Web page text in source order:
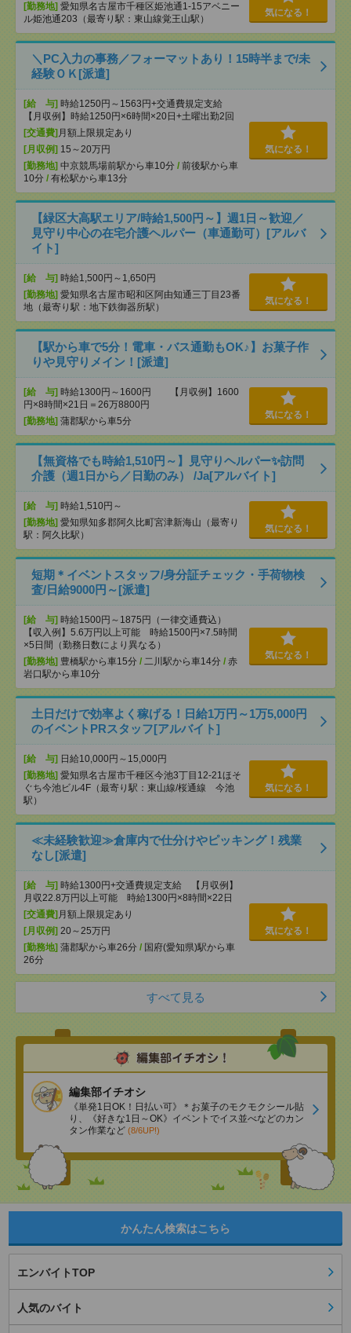
[勤務地] 愛知県名古屋市千種区姫池通1-15アベニー
ル姫池通203（最寄り駅：東山線覚王山駅）
気になる！
＼PC入力の事務／フォーマットあり！15時半まで/未
経験ＯＫ[派遣]
[給 与] 時給1250円～1563円+交通費規定支給
【月収例】時給1250円×6時間×20日+土曜出勤2回
[交通費] 月額上限規定あり
[月収例] 15～20万円
[勤務地] 中京競馬場前駅から車10分 / 前後駅から車
10分 / 有松駅から車13分
気になる！
【緑区大高駅エリア/時給1,500円～】週1日～歓迎／
見守り中心の在宅介護ヘルパー（車通勤可）[アルバ
イト]
[給 与] 時給1,500円～1,650円
[勤務地] 愛知県名古屋市昭和区阿由知通三丁目23番
地（最寄り駅：地下鉄御器所駅）
気になる！
【駅から車で5分！電車・バス通勤もOK♪】お菓子作
りや見守りメイン！[派遣]
[給 与] 時給1300円～1600円 【月収例】1600
円×8時間×21日＝26万8800円
[勤務地] 蒲郡駅から車5分
気になる！
【無資格でも時給1,510円～】見守りヘルパー✨訪問
介護（週1日から／日勤のみ） /Ja[アルバイト]
[給 与] 時給1,510円～
[勤務地] 愛知県知多郡阿久比町宮津新海山（最寄り
駅：阿久比駅）
気になる！
短期＊イベントスタッフ/身分証チェック・手荷物検
査/日給9000円～[派遣]
[給 与] 時給1500円～1875円（一律交通費込）
【収入例】5.6万円以上可能 時給1500円×7.5時間
×5日間（勤務日数により異なる）
[勤務地] 豊橋駅から車15分 / 二川駅から車14分 / 赤
岩口駅から車10分
気になる！
土日だけで効率よく稼げる！日給1万円～1万5,000円
のイベントPRスタッフ[アルバイト]
[給 与] 日給10,000円～15,000円
[勤務地] 愛知県名古屋市千種区今池3丁目12-21ほそ
ぐち今池ビル4F（最寄り駅：東山線/桜通線 今池
駅）
気になる！
≪未経験歓迎≫倉庫内で仕分けやピッキング！残業
なし[派遣]
[給 与] 時給1300円+交通費規定支給 【月収例】
月収22.8万円以上可能 時給1300円×8時間×22日
[交通費] 月額上限規定あり
[月収例] 20～25万円
[勤務地] 蒲郡駅から車26分 / 国府(愛知県)駅から車
26分
気になる！
すべて見る
編集部イチオシ
《単発1日OK！日払い可》＊お菓子のモクモクシール貼
り、《好きな1日～OK》イベントでイス並べなどのカン
タン作業など (8/6UP!)
かんたん検索はこちら
エンバイトTOP
人気のバイト